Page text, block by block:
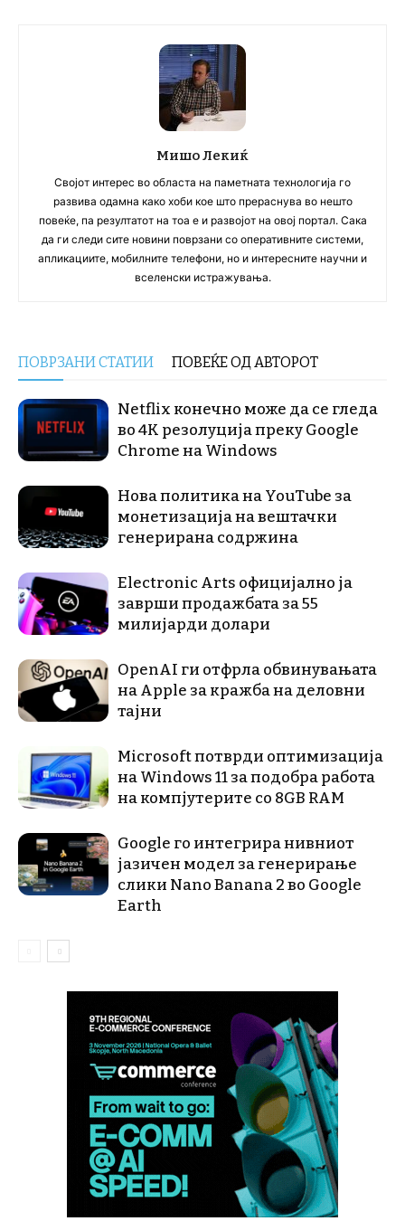
Мишо Лекиќ
Својот интерес во областа на паметната технологија го
развива одамна како хоби кое што прераснува во нешто
повеќе, па резултатот на тоа е и развојот на овој портал. Сака
да ги следи сите новини поврзани со оперативните системи,
апликациите, мобилните телефони, но и интересните научни и
вселенски истражувања.
ПОВРЗАНИ СТАТИИ ПОВЕЌЕ ОД АВТОРОТ
Netflix конечно може да се гледа
во 4K резолуција преку Google
Chrome на Windows
Нова политика на YouTube за
монетизација на вештачки
генерирана содржина
Electronic Arts официјално ја
заврши продажбата за 55
милијарди долари
OpenAI ги отфрла обвинувањата
на Apple за кражба на деловни
тајни
Microsoft потврди оптимизација
на Windows 11 за подобра работа
на компјутерите со 8GB RAM
Google го интегрира нивниот
јазичен модел за генерирање
слики Nano Banana 2 во Google
Earth